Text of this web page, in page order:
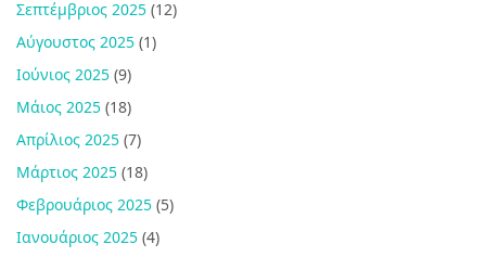
Σεπτέμβριος 2025 (12)
Αύγουστος 2025 (1)
Ιούνιος 2025 (9)
Μάιος 2025 (18)
Απρίλιος 2025 (7)
Μάρτιος 2025 (18)
Φεβρουάριος 2025 (5)
Ιανουάριος 2025 (4)